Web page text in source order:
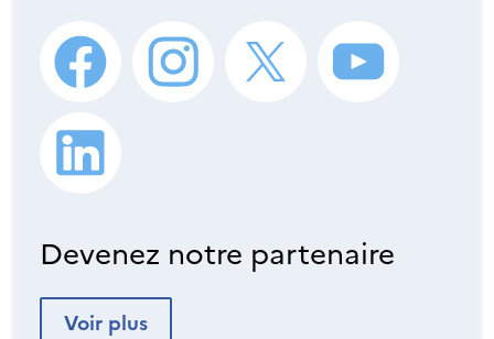
Devenez notre partenaire
Voir plus